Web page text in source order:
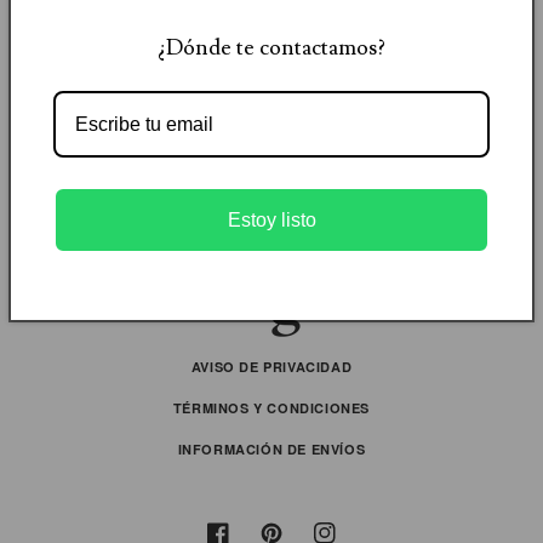
AVISO DE PRIVACIDAD
TÉRMINOS Y CONDICIONES
INFORMACIÓN DE ENVÍOS
¿Dónde te contactamos?
Estoy listo